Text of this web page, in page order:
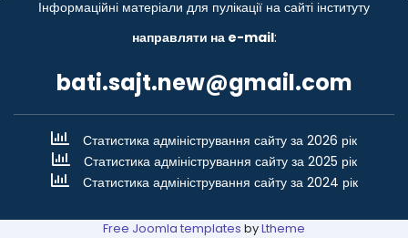
Інформаційні матеріали для пулікації на сайті інституту
направляти на e-mail:
bati.sajt.new@gmail.com
Статистика адміністрування сайту за 2026 рік
Статистика адміністрування сайту за 2025 рік
Статистика адміністрування сайту за 2024 рік
Free Joomla templates byLtheme